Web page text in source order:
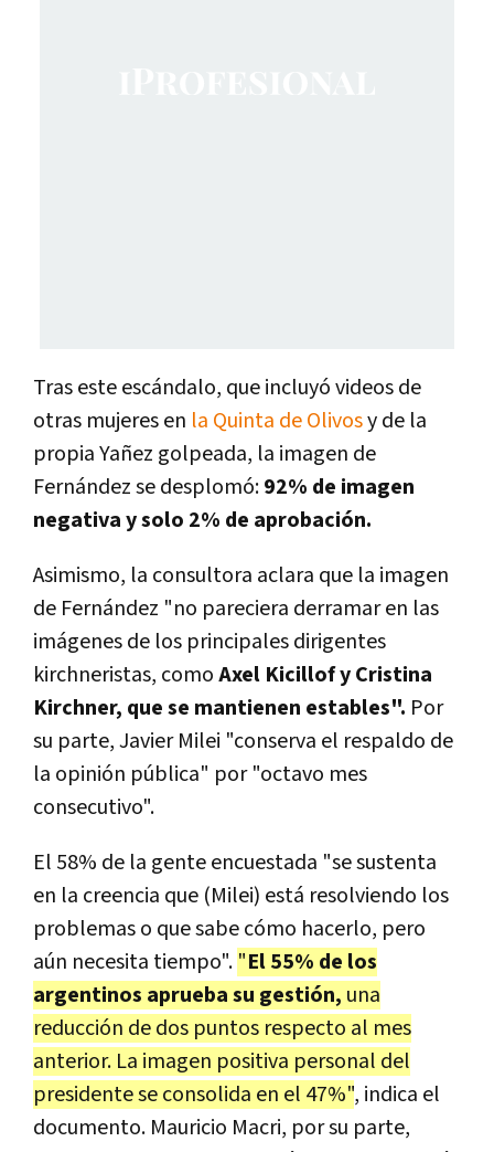
Tras este escándalo, que incluyó videos de
otras mujeres en la Quinta de Olivosy de la
propia Yañez golpeada, la imagen de
Fernández se desplomó:92% de imagen
negativa y solo 2% de aprobación.
Asimismo, la consultora aclara que la imagen
de Fernández "no pareciera derramar en las
imágenes de los principales dirigentes
kirchneristas, comoAxel Kicillof y Cristina
Kirchner, que se mantienen estables". Por
su parte, Javier Milei "conserva el respaldo de
la opinión pública" por "octavo mes
consecutivo".
El 58% de la gente encuestada "se sustenta
en la creencia que (Milei) está resolviendo los
problemas o que sabe cómo hacerlo, pero
aún necesita tiempo". "El 55% de los
argentinos aprueba su gestión, una
reducción de dos puntos respecto al mes
anterior. La imagen positiva personal del
presidente se consolida en el 47%", indica el
documento. Mauricio Macri, por su parte,